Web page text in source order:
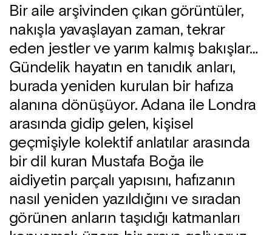
Bir aile arşivinden çıkan görüntüler,
nakışla yavaşlayan zaman, tekrar
eden jestler ve yarım kalmış bakışlar…
Gündelik hayatın en tanıdık anları,
burada yeniden kurulan bir hafıza
alanına dönüşüyor. Adana ile Londra
arasında gidip gelen, kişisel
geçmişiyle kolektif anlatılar arasında
bir dil kuran Mustafa Boğa ile
aidiyetin parçalı yapısını, hafızanın
nasıl yeniden yazıldığını ve sıradan
görünen anların taşıdığı katmanları